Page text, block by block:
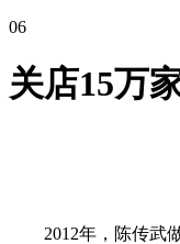
06
关店15万
2012年，陈传武做